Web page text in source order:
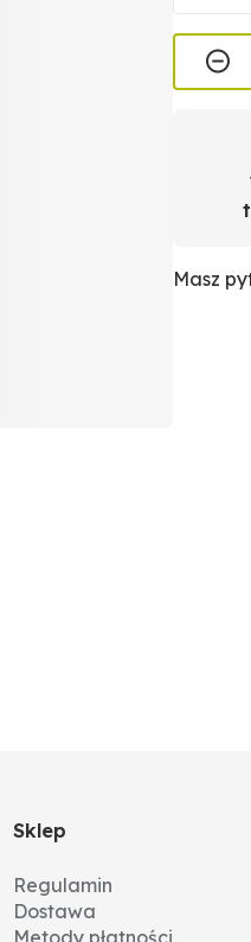
Masz
Sklep
Regulamin
Dostawa
Metody płatności